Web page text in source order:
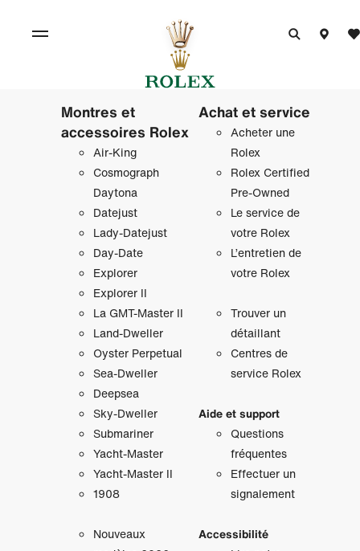
Montres et
accessoires Rolex
Air‑King
Cosmograph
Daytona
Datejust
Lady‑Datejust
Day‑Date
Explorer
Explorer II
La GMT‑Master II
Land-Dweller
Oyster Perpetual
Sea-Dweller
Deepsea
Sky‑Dweller
Submariner
Yacht‑Master
Yacht‑Master II
1908
Nouveaux
Achat et service
Acheter une
Rolex
Rolex Certified
Pre-Owned
Le service de
votre Rolex
L’entretien de
votre Rolex
Trouver un
détaillant
Centres de
service Rolex
Aide et support
Questions
fréquentes
Effectuer un
signalement
Accessibilité